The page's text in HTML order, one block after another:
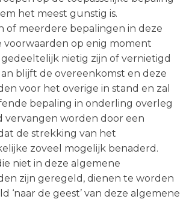
het meest gunstig is.
of meerdere bepalingen in deze
voorwaarden op enig moment
nietig zijn of vernietigd
blijft de overeenkomst en deze
voor het overige in stand en zal
bepaling in onderling overleg
vervangen worden door een
de strekking van het
zoveel mogelijk benaderd.
niet in deze algemene
zijn geregeld, dienen te worden
‘naar de geest’ van deze algemene